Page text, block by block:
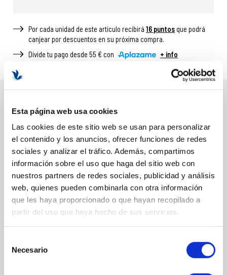
Esta página web usa cookies
Las cookies de este sitio web se usan para personalizar
el contenido y los anuncios, ofrecer funciones de redes
sociales y analizar el tráfico. Además, compartimos
información sobre el uso que haga del sitio web con
nuestros partners de redes sociales, publicidad y análisis
web, quienes pueden combinarla con otra información
que les haya proporcionado o que hayan recopilado a
partir del uso que haya hecho de sus servicios.
Necesario
Por cada unidad de este articulo recibirá16 puntos que podrá
canjear por descuentos en su próxima compra.
Divide tu pago desde 55 € con
+ info
DESCRIPCIÓN
BENEFICIOS Y PROPIEDADES
No deja grumos.
Proporciona un excelente volumen.
Protege y refuerza.
Formato:9ml.